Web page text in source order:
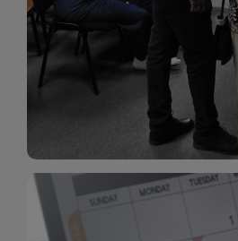
Wystawy
Biblioteka organizuje
sztukę lokalnych twórców, jak i